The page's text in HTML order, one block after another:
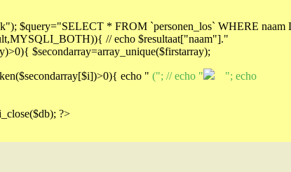
$query="SELECT * FROM `personen_los` WHERE naam
// echo $resultaat["naam"]."
$secondarray=array_unique($firstarray);
echo " ("; // echo "
"; echo
?>